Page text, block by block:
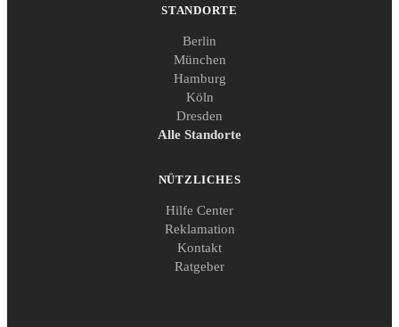
STANDORTE
Berlin
München
Hamburg
Köln
Dresden
Alle Standorte
NÜTZLICHES
Hilfe Center
Reklamation
Kontakt
Ratgeber